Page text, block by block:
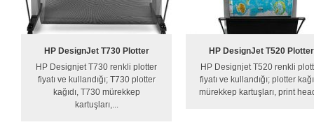
HP DesignJet T730 Plotter
HP Designjet T730 renkli plotter
fiyatı ve kullandığı; T730 plotter
kağıdı, T730 mürekkep
kartuşları,...
HP DesignJet T520 Plotter
HP Designjet T520 renkli
fiyatı ve kullandığı; plotter
mürekkep kartuşları, print